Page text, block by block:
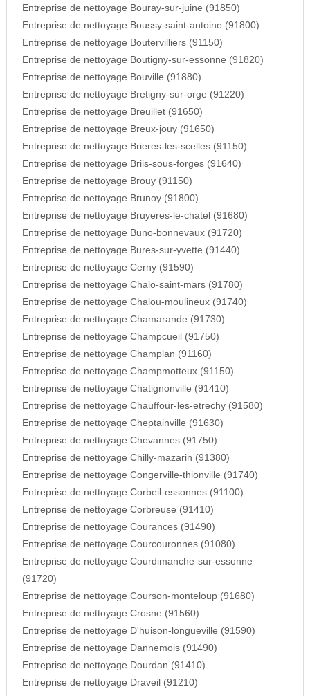
Entreprise de nettoyage Bouray-sur-juine (91850)
Entreprise de nettoyage Boussy-saint-antoine (91800)
Entreprise de nettoyage Boutervilliers (91150)
Entreprise de nettoyage Boutigny-sur-essonne (91820)
Entreprise de nettoyage Bouville (91880)
Entreprise de nettoyage Bretigny-sur-orge (91220)
Entreprise de nettoyage Breuillet (91650)
Entreprise de nettoyage Breux-jouy (91650)
Entreprise de nettoyage Brieres-les-scelles (91150)
Entreprise de nettoyage Briis-sous-forges (91640)
Entreprise de nettoyage Brouy (91150)
Entreprise de nettoyage Brunoy (91800)
Entreprise de nettoyage Bruyeres-le-chatel (91680)
Entreprise de nettoyage Buno-bonnevaux (91720)
Entreprise de nettoyage Bures-sur-yvette (91440)
Entreprise de nettoyage Cerny (91590)
Entreprise de nettoyage Chalo-saint-mars (91780)
Entreprise de nettoyage Chalou-moulineux (91740)
Entreprise de nettoyage Chamarande (91730)
Entreprise de nettoyage Champcueil (91750)
Entreprise de nettoyage Champlan (91160)
Entreprise de nettoyage Champmotteux (91150)
Entreprise de nettoyage Chatignonville (91410)
Entreprise de nettoyage Chauffour-les-etrechy (91580)
Entreprise de nettoyage Cheptainville (91630)
Entreprise de nettoyage Chevannes (91750)
Entreprise de nettoyage Chilly-mazarin (91380)
Entreprise de nettoyage Congerville-thionville (91740)
Entreprise de nettoyage Corbeil-essonnes (91100)
Entreprise de nettoyage Corbreuse (91410)
Entreprise de nettoyage Courances (91490)
Entreprise de nettoyage Courcouronnes (91080)
Entreprise de nettoyage Courdimanche-sur-essonne
(91720)
Entreprise de nettoyage Courson-monteloup (91680)
Entreprise de nettoyage Crosne (91560)
Entreprise de nettoyage D'huison-longueville (91590)
Entreprise de nettoyage Dannemois (91490)
Entreprise de nettoyage Dourdan (91410)
Entreprise de nettoyage Draveil (91210)